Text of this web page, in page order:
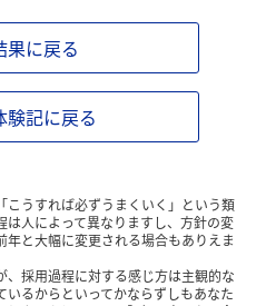
果に戻る
験記に戻る
こうすれば必ずうまくいく」という類
人によって異なりますし、方針の変
と大幅に変更される場合もありえま
、採用過程に対する感じ方は主観的な
るからといってかならずしもあなた